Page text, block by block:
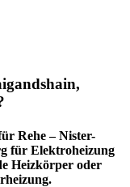
Rehe – Nister-
für Elektroheizung
Heizkörper oder